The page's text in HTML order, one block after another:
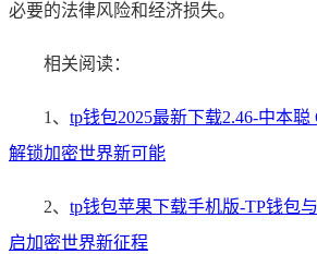
必要的法律风险和经济损失。
相关阅读：
1、 tp钱包2025最新下载2.46-中本聪
解锁加密世界新可能
2、 tp钱包苹果下载手机版-TP钱包
启加密世界新征程